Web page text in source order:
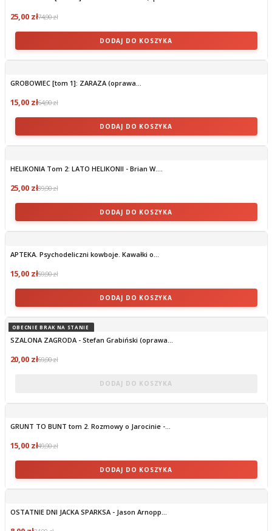
25,00 zł74,90 zł
DODAJ DO KOSZYKA
GROBOWIEC [tom 1]: ZARAZA (oprawa...
15,00 zł64,90 zł
DODAJ DO KOSZYKA
HELIKONIA Tom 2: LATO HELIKONII - Brian W....
25,00 zł89,90 zł
DODAJ DO KOSZYKA
APTEKA. Psychodeliczni kowboje. Kawałki o...
15,00 zł59,90 zł
DODAJ DO KOSZYKA
OBECNIE BRAK NA STANIE
SZALONA ZAGRODA - Stefan Grabiński (oprawa...
20,00 zł69,90 zł
DODAJ DO KOSZYKA
GRUNT TO BUNT tom 2. Rozmowy o Jarocinie -...
15,00 zł49,90 zł
DODAJ DO KOSZYKA
OSTATNIE DNI JACKA SPARKSA - Jason Arnopp...